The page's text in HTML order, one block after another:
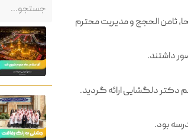
ثامن الحجج و مدیریت محترم
داشتند.
دکتر دلگشایی ارائه گردید.
بود.